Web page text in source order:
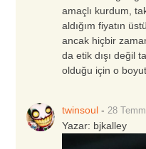
amaçlı kurdum,
aldığım fiyatın
ancak hiçbir
da etik dışı değil
olduğu için o
twinsoul - 28
Yazar: bjkalley